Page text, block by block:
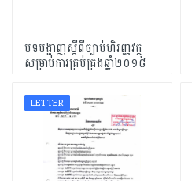
បទបង្ហាញស្តីពីច្បាប់ហិរញ្ញវត្ថុ
សម្រាប់ការគ្រប់គ្រងឆ្នាំ២០១៨
LETTER